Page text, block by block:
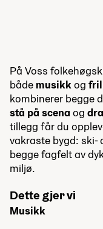
På Voss
både musikkog
kombinerer begge
stå på scenaog
tillegg får du
vakraste bygd: ski-
begge fagfelt av
miljø.
Dette gjer vi
Musikk